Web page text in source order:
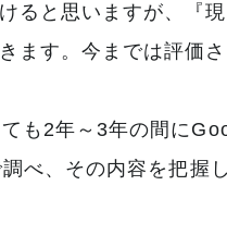
ると思いますが、『
ます。今までは評価
も2年～3年の間に
べ、その内容を把握